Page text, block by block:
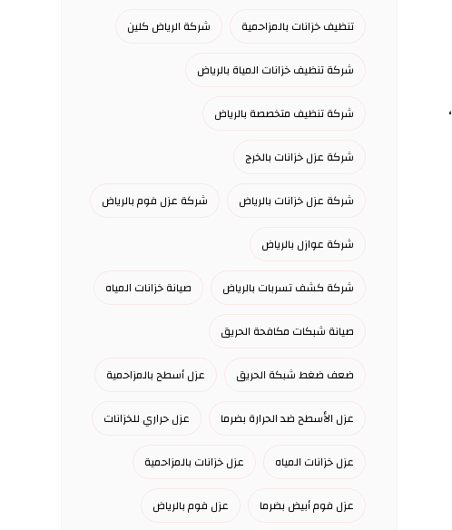
،
تنظيف خزانات بالمزاحمية شركة الرياض كلين
شركة تنظيف خزانات المياة بالرياض
شركة تنظيف متخصصة بالرياض
شركة عزل خزانات بالخرج
شركة عزل خزانات بالرياض شركة عزل فوم بالرياض
شركة عوازل بالرياض
شركة كشف تسربات بالرياض صيانة خزانات المياه
صيانة شبكات مكافحة الحريق
ضعف ضغط شبكة الحريق عزل أسطح بالمزاحمية
عزل الأسطح ضد الحرارة بضرما عزل حراري للخزانات
عزل خزانات المياه عزل خزانات بالمزاحمية
عزل فوم أبيض بضرما عزل فوم بالرياض